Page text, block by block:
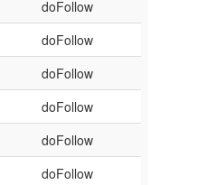
doFollow
doFollow
doFollow
doFollow
doFollow
doFollow